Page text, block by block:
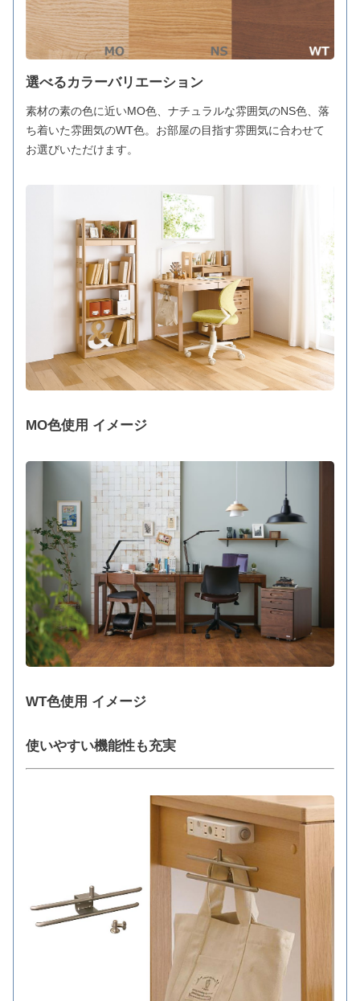
選べるカラーバリエーション
素材の素の色に近いMO色、ナチュラルな雰囲気のNS色、落
ち着いた雰囲気のWT色。お部屋の目指す雰囲気に合わせて
お選びいただけます。
MO色使用 イメージ
WT色使用 イメージ
使いやすい機能性も充実